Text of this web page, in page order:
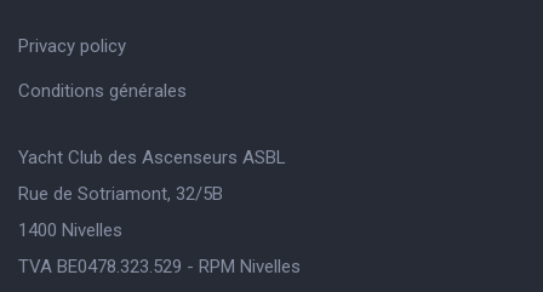
Privacy policy
Conditions générales
Yacht Club des Ascenseurs ASBL
Rue de Sotriamont, 32/5B
1400 Nivelles
TVA BE0478.323.529 - RPM Nivelles